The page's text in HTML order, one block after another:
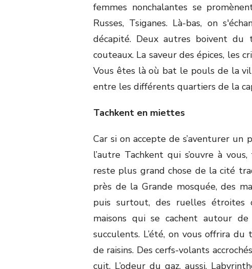
femmes nonchalantes se
Russes, Tsiganes. Là-bas, on
décapité. Deux autres boivent
couteaux. La saveur des épices, les
Vous êtes là où bat le pouls de la
entre les différents quartiers de la
Tachkent en miettes
Car si on accepte de s’aventurer un
l’autre Tachkent qui s’ouvre à
reste plus grand chose de la cité
près de la Grande mosquée, des
puis surtout, des ruelles étroites
maisons qui se cachent autour
succulents. L’été, on vous offrira
de raisins. Des cerfs-volants
cuit. L’odeur du gaz, aussi.